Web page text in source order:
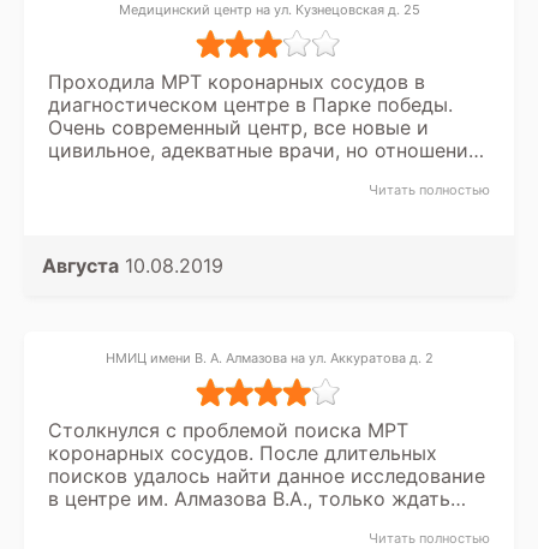
Медицинский центр на ул. Кузнецовская д. 25
Проходила МРТ коронарных сосудов в
диагностическом центре в Парке победы.
Очень современный центр, все новые и
цивильное, адекватные врачи, но отношение
создалось впечатление, что персоналу на
приятная.
Читать полностью
Августа 10.08.2019
НМИЦ имени В. А. Алмазова на ул. Аккуратова д. 2
Столкнулся с проблемой поиска МРТ
коронарных сосудов. После длительных
поисков удалось найти данное исследование
в центре им. Алмазова В.А., только ждать
Читать полностью